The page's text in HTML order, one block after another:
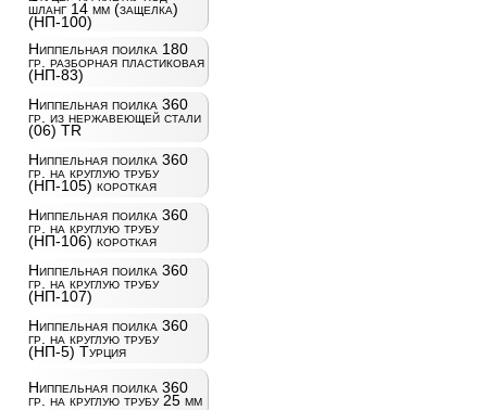
шланг 14 мм (защелка)
(НП-100)
Ниппельная поилка 180
гр. разборная пластиковая
(НП-83)
Ниппельная поилка 360
гр. из нержавеющей стали
(06) TR
Ниппельная поилка 360
гр. на круглую трубу
(НП-105) короткая
Ниппельная поилка 360
гр. на круглую трубу
(НП-106) короткая
Ниппельная поилка 360
гр. на круглую трубу
(НП-107)
Ниппельная поилка 360
гр. на круглую трубу
(НП-5) Турция
Ниппельная поилка 360
гр. на круглую трубу 25 мм